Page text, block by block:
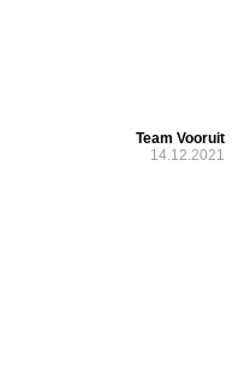
Team Vooruit
14.12.2021